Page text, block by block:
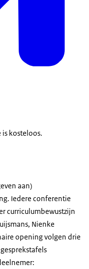
is kosteloos.
aan)
Iedere conferentie
curriculumbewustzijn
Nienke
opening volgen drie